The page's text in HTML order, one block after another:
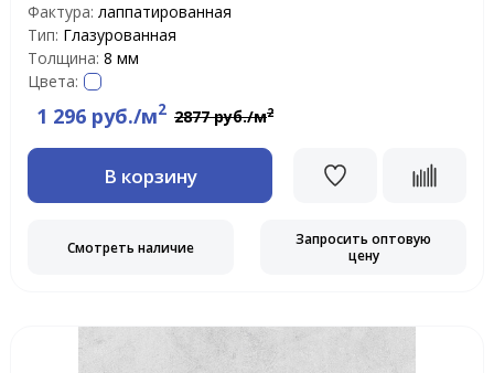
Фактура: лаппатированная
Тип: Глазурованная
Толщина: 8 мм
Цвета:
1 296 руб./м2 2877 руб./м2
В корзину
Смотреть наличие
Запросить оптовую
цену